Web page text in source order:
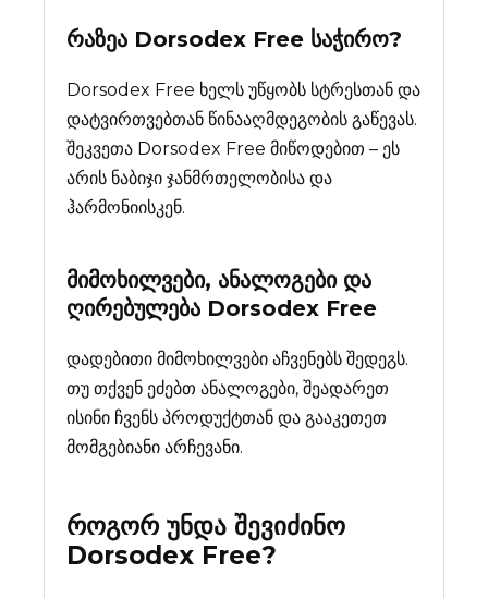
რაზეა Dorsodex Free საჭირო?
Dorsodex Free ხელს უწყობს სტრესთან და
დატვირთვებთან წინააღმდეგობის გაწევას.
შეკვეთა Dorsodex Free მიწოდებით – ეს
არის ნაბიჯი ჯანმრთელობისა და
ჰარმონიისკენ.
მიმოხილვები, ანალოგები და
ღირებულება Dorsodex Free
დადებითი მიმოხილვები აჩვენებს შედეგს.
თუ თქვენ ეძებთ ანალოგები, შეადარეთ
ისინი ჩვენს პროდუქტთან და გააკეთეთ
მომგებიანი არჩევანი.
როგორ უნდა შევიძინო
Dorsodex Free?